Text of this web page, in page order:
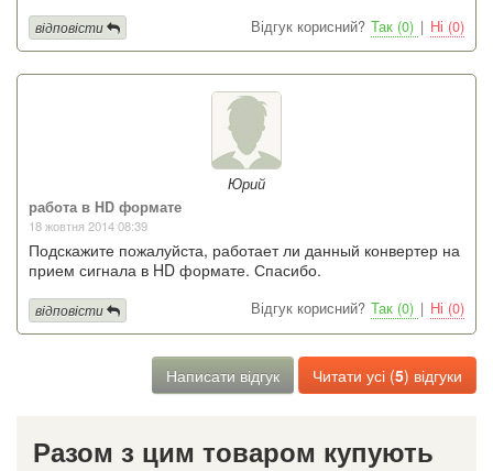
Відгук корисний? Так (0) | Ні (0)
відповісти
Юрий
работа в HD формате
18 жовтня 2014 08:39
Подскажите пожалуйста, работает ли данный конвертер на
прием сигнала в HD формате. Спасибо.
Відгук корисний? Так (0) | Ні (0)
відповісти
Написати відгук Читати усі (5) відгуки
Разом з цим товаром купують